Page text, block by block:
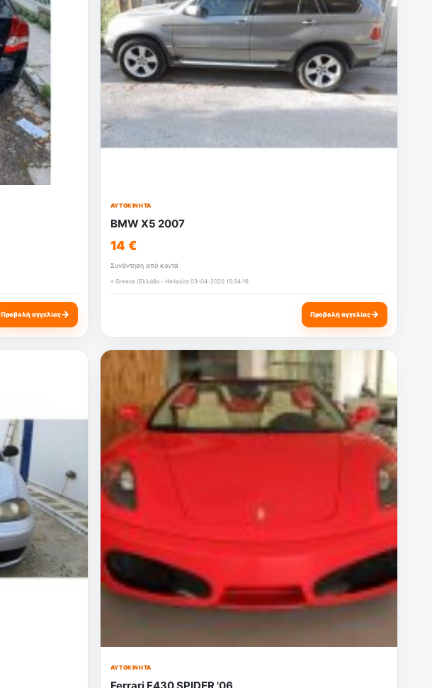
Προβολή αγγελίας→
ΑΥΤΟΚΊΝΗΤΑ
BMW X5 2007
14 €
Συνάντηση από κοντά
⌖ Greece (Ελλάδα - Hellas)◷ 03-04-2020 15:34:16
Προβολή αγγελίας→
ΑΥΤΟΚΊΝΗΤΑ